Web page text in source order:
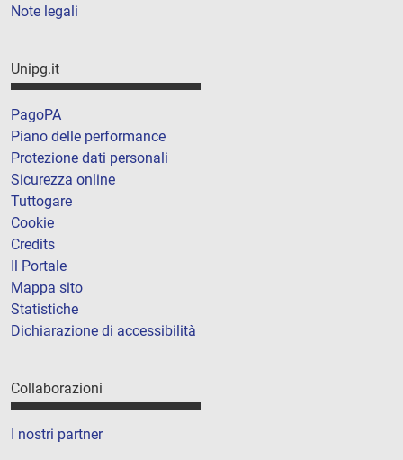
Note legali
Unipg.it
PagoPA
Piano delle performance
Protezione dati personali
Sicurezza online
Tuttogare
Cookie
Credits
Il Portale
Mappa sito
Statistiche
Dichiarazione di accessibilità
Collaborazioni
I nostri partner